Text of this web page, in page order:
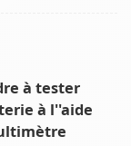
à tester
à l''aide